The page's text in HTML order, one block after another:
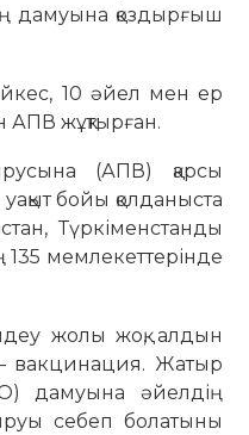
дамуына қоздырғыш
10 әйел мен ер
АПВ жұқтырған.
(АПВ) қарсы
бойы қолданыста
Түркіменстанды
135 мемлекеттерінде
жолы жоқ, алдын
– вакцинация. Жатыр
дамуына әйелдің
себеп болатыны